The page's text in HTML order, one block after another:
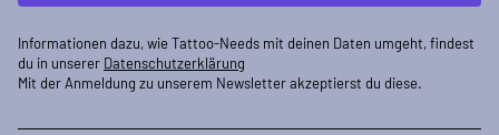
Informationen dazu, wie Tattoo-Needs mit deinen Daten umgeht, findest
du in unserer Datenschutzerklärung
Mit der Anmeldung zu unserem Newsletter akzeptierst du diese.